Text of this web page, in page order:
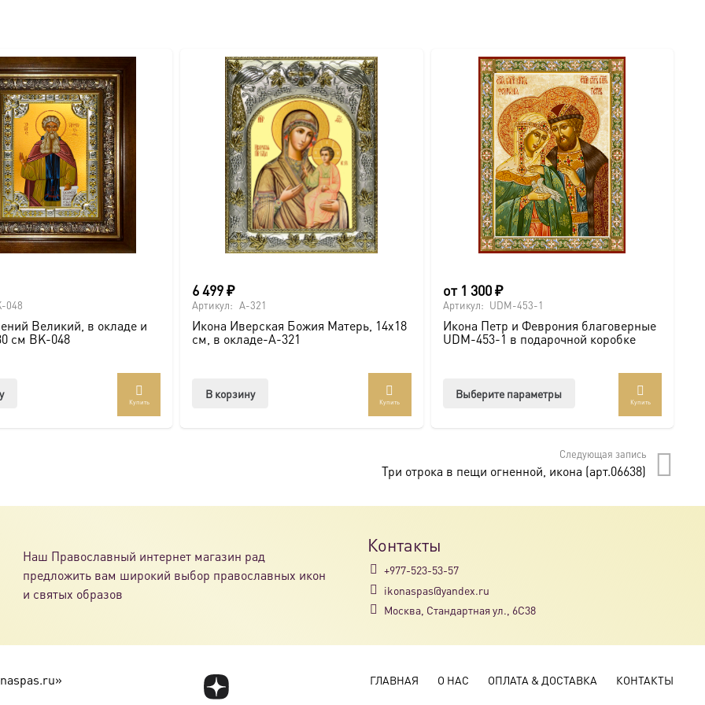
образов покровителей семьи).
Также можно заказать икону в окладе и киоте.
под заказ по вашим размерам.
048
Великий, в окладе и
см BK-048
Купить
6 499₽
Артикул: A-321
Икона Иверская Божия Матерь, 14х18
см, в окладе-A-321
В корзину
Купить
от 1 300₽
Артикул: UDM-453-1
Икона Петр и Феврония благоверные
UDM-453-1 в подарочной коробке
Выберите параметры
вариаций.
Опции
Купить
Следующая запись
Три отрока в пещи огненной, икона (арт.06638)
Наш Православный интернет магазин рад
предложить вам широкий выбор православных икон
и святых образов
Контакты
+977-523-53-57
ikonaspas@yandex.ru
Москва, Стандартная ул., 6С38
ГЛАВНАЯ О НАС ОПЛАТА & ДОСТАВКА КОНТАКТЫ